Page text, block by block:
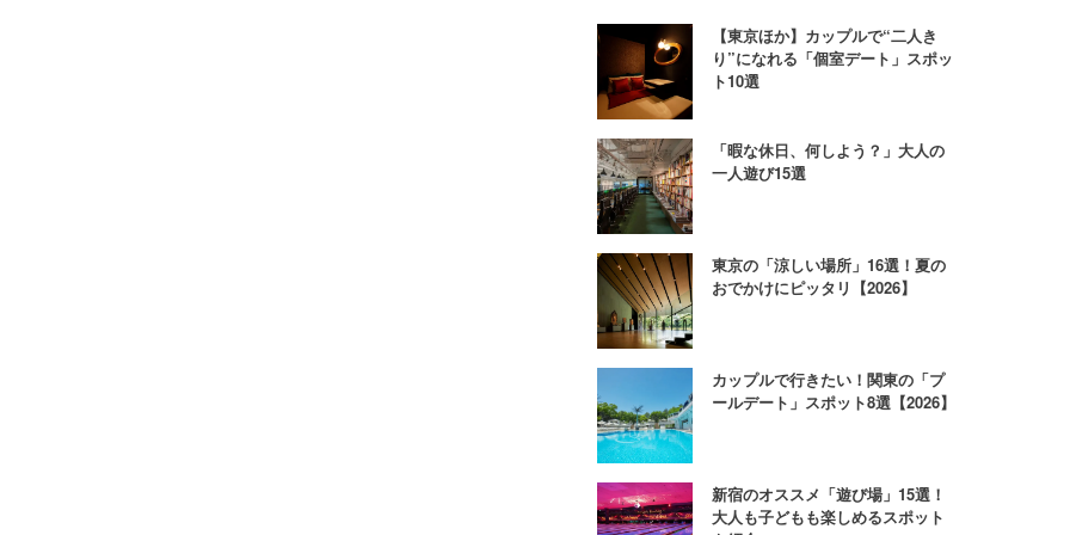
【東京ほか】カップルで“二人き
り”になれる「個室デート」スポッ
ト10選
「暇な休日、何しよう？」大人の
一人遊び15選
東京の「涼しい場所」16選！夏の
おでかけにピッタリ【2026】
カップルで行きたい！関東の「プ
ールデート」スポット8選【2026】
新宿のオススメ「遊び場」15選！
大人も子どもも楽しめるスポット